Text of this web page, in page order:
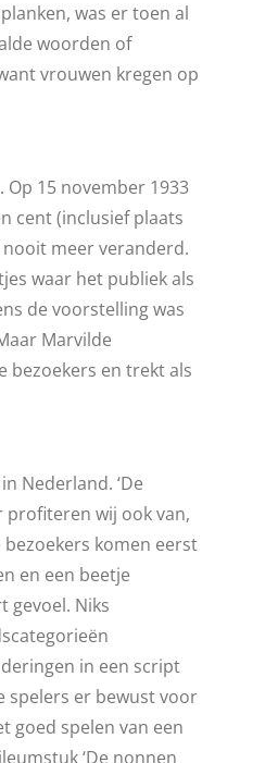
was er toen al
woorden of
vrouwen kregen op
15 november 1933
cent (inclusief plaats
meer veranderd.
waar het publiek als
de voorstelling was
Marvilde
bezoekers en trekt als
Nederland. ‘De
profiteren wij ook van,
komen eerst
en een beetje
gevoel. Niks
in een script
spelers er bewust voor
goed spelen van een
‘De nonnen